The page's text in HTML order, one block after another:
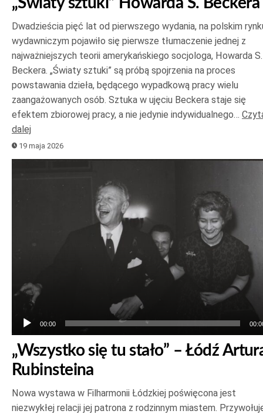
Dwadzieścia pięć lat od pierwszego wydania, na polskim
wydawniczym pojawiło się pierwsze tłumaczenie jednej z
najważniejszych teorii amerykańskiego socjologa, Howarda S.
Beckera. „Światy sztuki” są próbą spojrzenia na proces
powstawania dzieła, będącego wypadkową pracy wielu
zaangażowanych osób. Sztuka w ujęciu Beckera staje się
efektem zbiorowej pracy, a nie jedynie indywidualnego…
dalej
19 maja 2026
dźwiękowych
00:00
„Wszystko się tu stało” – Łódź
Rubinsteina
Nowa wystawa w Filharmonii Łódzkiej poświęcona jest
niezwykłej relacji jej patrona z rodzinnym miastem.